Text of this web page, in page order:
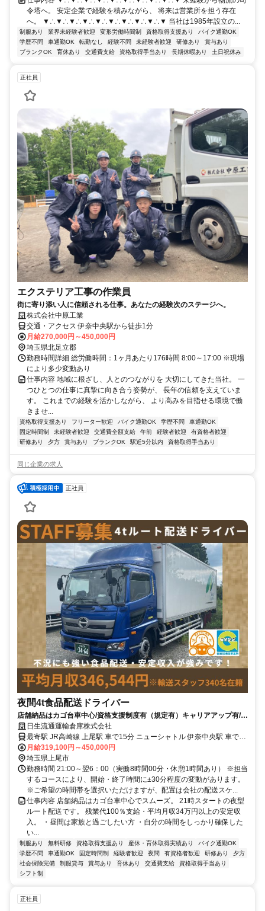
令塔へ。 安定企業で経験を積みながら、 将来は営業所を担う存在
へ。 ▼∴▼∴▼∴▼∴▼∴▼∴▼∴▼∴▼∴▼ 当社は1985年設立の...
制服あり 業界未経験者歓迎 変形労働時間制 資格取得支援あり
バイク通勤OK
学歴不問
車通勤OK 転勤なし 経験不問 未経験者歓迎 研修あり
賞与あり
ブランクOK
育休あり 交通費支給 資格取得手当あり 長期休暇あり 土日祝休み
正社員
エクステリア工事の作業員
街に寄り添い人に信頼される仕事。あなたの経験次のステージへ。
株式会社中原工業
交通・アクセス 伊奈中央駅から徒歩1分
月給270,000円～450,000円
埼玉県北足立郡
勤務時間詳細 総労働時間：1ヶ月あたり176時間 8:00～17:00 ※現場
により多少変動あり
仕事内容 地域に根ざし、人とのつながりを 大切にしてきた当社。 一
つひとつの仕事に真摯に向き合う姿勢が、 長年の信頼を支えていま
す。 これまでの経験を活かしながら、 より高みを目指せる環境で働
きませ...
資格取得支援あり フリーター歓迎 バイク通勤OK 学歴不問
車通勤OK
固定時間制
未経験者歓迎 交通費全額支給 午前 経験者歓迎
有資格者歓迎
研修あり
夕方 賞与あり ブランクOK 駅近5分以内 資格取得手当あり
同じ企業の求人
正社員
夜間4t食品配送ドライバー
店舗納品はカゴ台車中心/資格支援制度有（規定有）キャリアアップ有/月
8～9日はしっかり休めます
日生流通運輸倉庫株式会社
最寄駅 JR高崎線 上尾駅 車で15分 ニューシャトル 伊奈中央駅 車で10
分
月給319,100円～450,000円
埼玉県上尾市
勤務時間 21:00～翌6：00（実働8時間00分・休憩1時間あり） ※担当
するコースにより、開始・終了時間に±30分程度の変動があります。
※ご希望の時間帯を選択いただけますが、配置は会社の配送スケ...
仕事内容 店舗納品はカゴ台車中心でスムーズ。 21時スタートの夜型
ルート配送です。 残業代100％支給・平均月収34万円以上の安定収
入。 ・昼間は家族と過ごしたい方 ・自分の時間をしっかり確保した
い...
制服あり 無料研修 資格取得支援あり 産休・育休取得実績あり
バイク通勤OK
学歴不問
車通勤OK 固定時間制 経験者歓迎 夜間 有資格者歓迎 研修あり
夕方
社会保険完備
制服貸与 賞与あり 育休あり 交通費支給
資格取得手当あり
シフト制
正社員